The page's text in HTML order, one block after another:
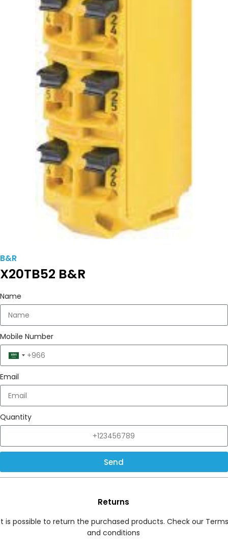
B&R
X20TB52 B&R
Name
Mobile Number
Saudi
+966
Email
Quantity
Send
Returns
is possible to return the purchased products. Check our Terms
and conditions